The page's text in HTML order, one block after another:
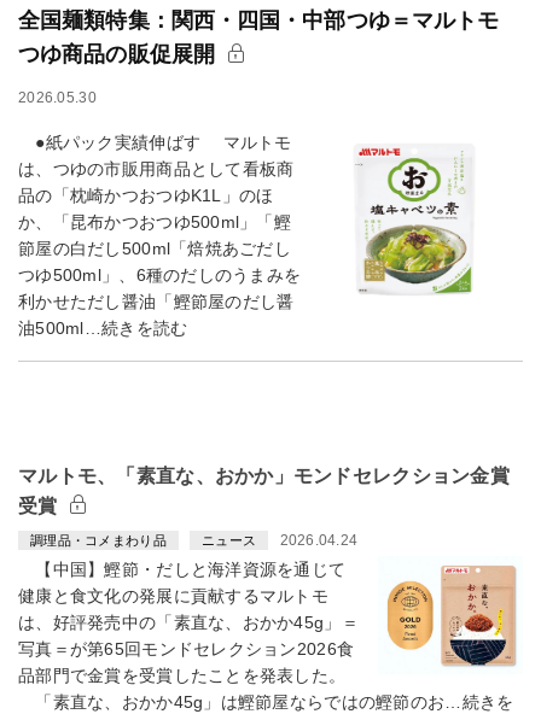
全国麺類特集：関西・四国・中部つゆ＝マルトモ
つゆ商品の販促展開
2026.05.30
●紙パック実績伸ばす マルトモ
は、つゆの市販用商品として看板商
品の「枕崎かつおつゆK1L」のほ
か、「昆布かつおつゆ500ml」「鰹
節屋の白だし500ml「焙焼あごだし
つゆ500ml」、6種のだしのうまみを
利かせただし醤油「鰹節屋のだし醤
油500ml…続きを読む
マルトモ、「素直な、おかか」モンドセレクション金賞
受賞
調理品・コメまわり品 ニュース 2026.04.24
【中国】鰹節・だしと海洋資源を通じて
健康と食文化の発展に貢献するマルトモ
は、好評発売中の「素直な、おかか45g」＝
写真＝が第65回モンドセレクション2026食
品部門で金賞を受賞したことを発表した。
「素直な、おかか45g」は鰹節屋ならではの鰹節のお…続きを